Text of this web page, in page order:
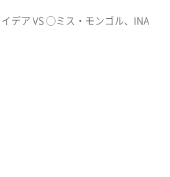
デア VS ◯ミス・モンゴル、INA